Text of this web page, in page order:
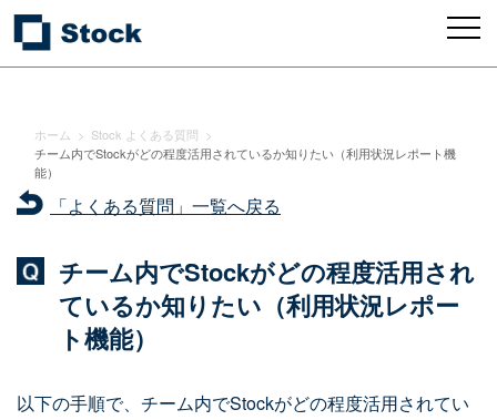
ホーム > Stock よくある質問 >
チーム内でStockがどの程度活用されているか知りたい（利用状況レポート機
能）
「よくある質問」一覧へ戻る
チーム内でStockがどの程度活用され
ているか知りたい（利用状況レポー
ト機能）
以下の手順で、チーム内でStockがどの程度活用されてい